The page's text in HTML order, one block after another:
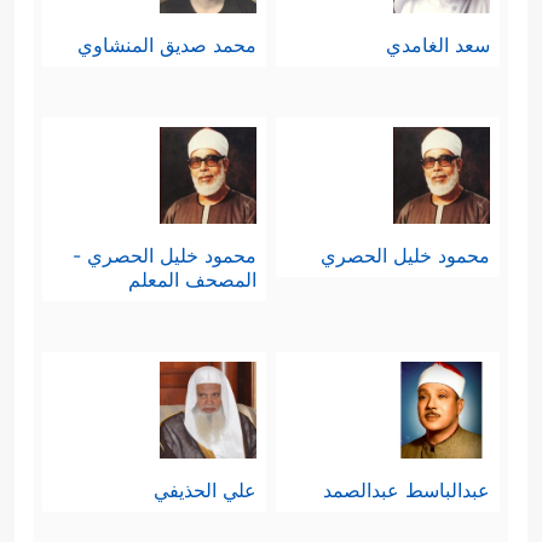
سعد الغامدي محمد صديق المنشاوي
محمود خليل الحصري
محمود خليل الحصري -
المصحف المعلم
عبدالباسط عبدالصمد علي الحذيفي